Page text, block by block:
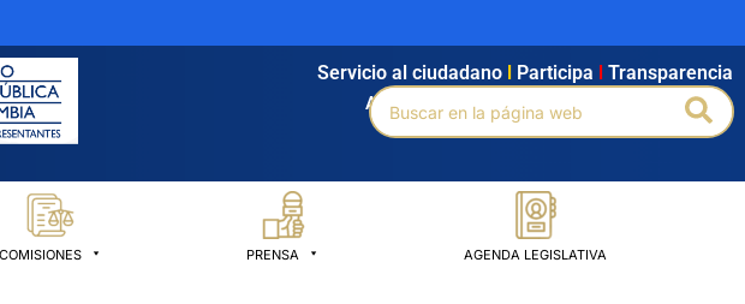
Agendamiento Intranet Búsqueda avanzada
Servicio al ciudadano Participa Transparencia
Buscar
por:
COMISIONES PRENSA AGENDA LEGISLATIVA